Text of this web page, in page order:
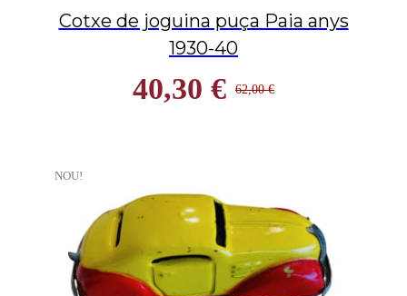
NOU!
Cotxe de joguina puça Paia anys
1930-40
62,00 €
40,30 €